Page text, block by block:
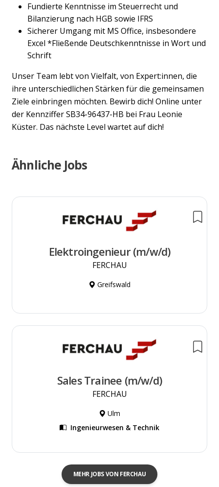
Fundierte Kenntnisse im Steuerrecht und
Bilanzierung nach HGB sowie IFRS
Sicherer Umgang mit MS Office, insbesondere
Excel *Fließende Deutschkenntnisse in Wort und
Schrift
Unser Team lebt von Vielfalt, von Expert:innen, die
ihre unterschiedlichen Stärken für die gemeinsamen
Ziele einbringen möchten. Bewirb dich! Online unter
der Kennziffer SB34-96437-HB bei Frau Leonie
Küster. Das nächste Level wartet auf dich!
Ähnliche Jobs
Elektroingenieur (m/w/d)
FERCHAU
Greifswald
Sales Trainee (m/w/d)
FERCHAU
Ulm
Ingenieurwesen & Technik
MEHR JOBS VON FERCHAU